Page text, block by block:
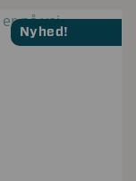
Nyhed!